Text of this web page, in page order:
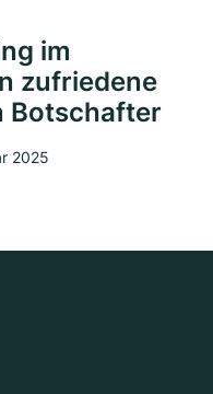
im
zufriedene
Botschafter
2025